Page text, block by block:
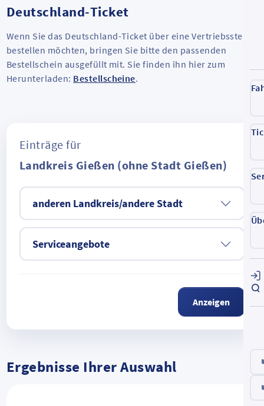
Deutschland-Ticket
Wenn Sie das Deutschland-Ticket über eine Vertriebsstelle
bestellen möchten, bringen Sie bitte den passenden
Bestellschein ausgefüllt mit. Sie finden ihn hier zum
Herunterladen: Bestellscheine.
Einträge für
Landkreis Gießen (ohne Stadt Gießen)
anderen Landkreis/andere Stadt
Serviceangebote
Anzeigen
Ergebnisse Ihrer Auswahl